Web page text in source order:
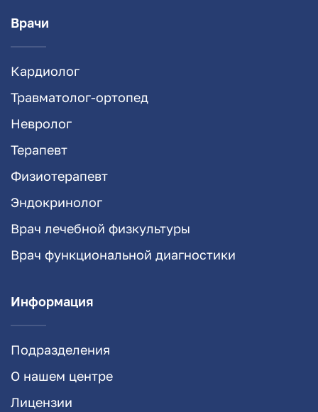
Врачи
Кардиолог
Травматолог-ортопед
Невролог
Терапевт
Физиотерапевт
Эндокринолог
Врач лечебной физкультуры
Врач функциональной диагностики
Информация
Подразделения
О нашем центре
Лицензии